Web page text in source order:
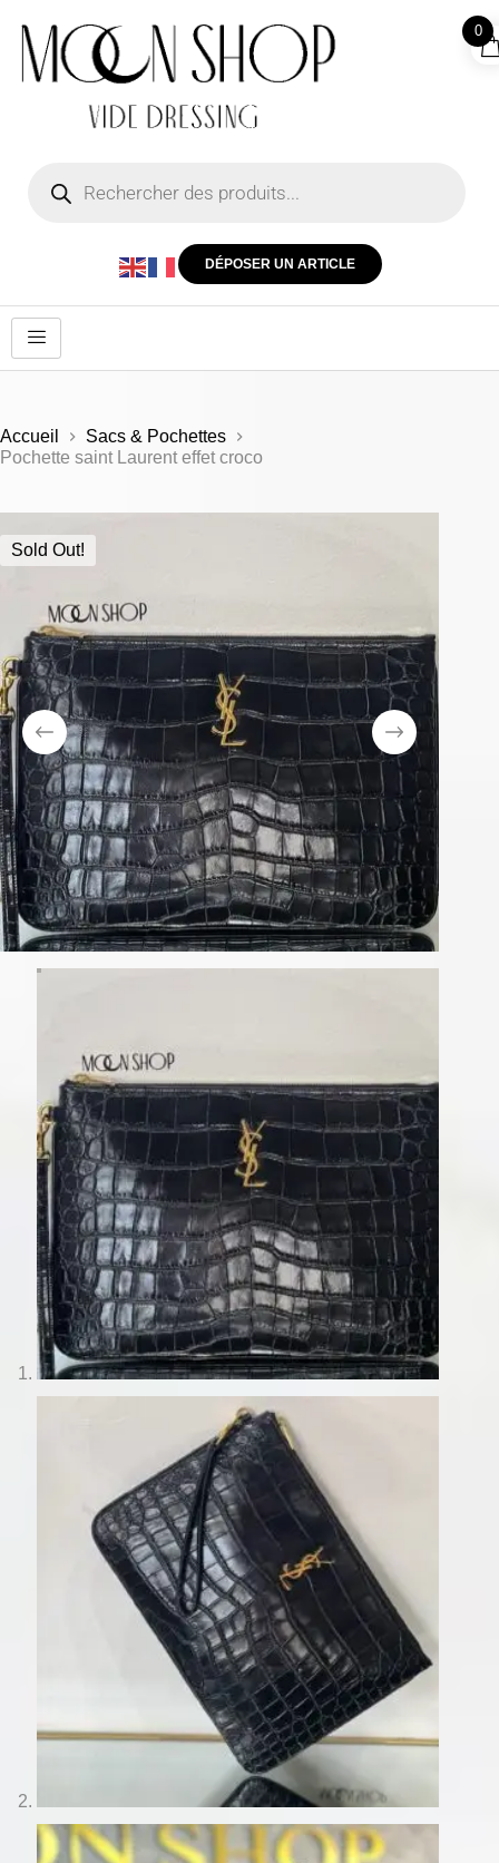
DÉPOSER UN ARTICLE
Accueil
Sacs & Pochettes
Pochette saint Laurent effet croco
Sold Out!
0